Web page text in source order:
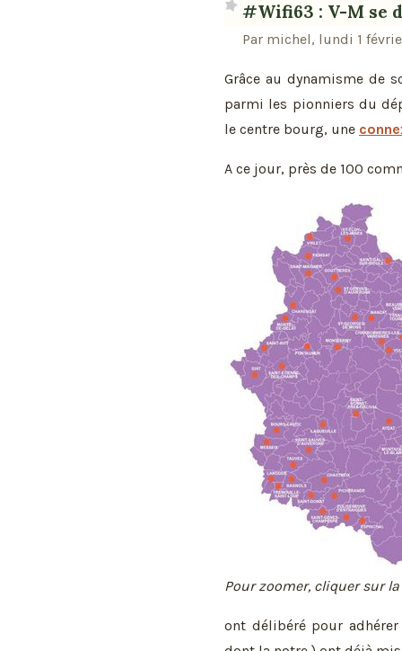
#Wifi63 : V-M se
Par michel, lundi 1
Grâce au dynamisme de
parmi les pionniers du
le centre bourg, une
A ce jour, près de 100
Pour zoomer, cliquer sur
ont délibéré pour